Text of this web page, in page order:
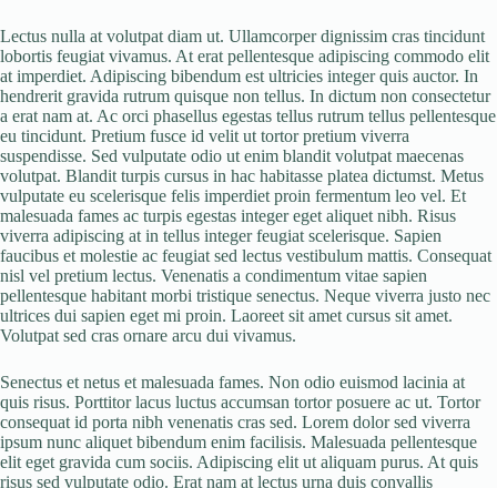
Lectus nulla at volutpat diam ut. Ullamcorper dignissim cras tincidunt
lobortis feugiat vivamus. At erat pellentesque adipiscing commodo elit
at imperdiet. Adipiscing bibendum est ultricies integer quis auctor. In
hendrerit gravida rutrum quisque non tellus. In dictum non consectetur
a erat nam at. Ac orci phasellus egestas tellus rutrum tellus pellentesque
eu tincidunt. Pretium fusce id velit ut tortor pretium viverra
suspendisse. Sed vulputate odio ut enim blandit volutpat maecenas
volutpat. Blandit turpis cursus in hac habitasse platea dictumst. Metus
vulputate eu scelerisque felis imperdiet proin fermentum leo vel. Et
malesuada fames ac turpis egestas integer eget aliquet nibh. Risus
viverra adipiscing at in tellus integer feugiat scelerisque. Sapien
faucibus et molestie ac feugiat sed lectus vestibulum mattis. Consequat
nisl vel pretium lectus. Venenatis a condimentum vitae sapien
pellentesque habitant morbi tristique senectus. Neque viverra justo nec
ultrices dui sapien eget mi proin. Laoreet sit amet cursus sit amet.
Volutpat sed cras ornare arcu dui vivamus.
Senectus et netus et malesuada fames. Non odio euismod lacinia at
quis risus. Porttitor lacus luctus accumsan tortor posuere ac ut. Tortor
consequat id porta nibh venenatis cras sed. Lorem dolor sed viverra
ipsum nunc aliquet bibendum enim facilisis. Malesuada pellentesque
elit eget gravida cum sociis. Adipiscing elit ut aliquam purus. At quis
risus sed vulputate odio. Erat nam at lectus urna duis convallis